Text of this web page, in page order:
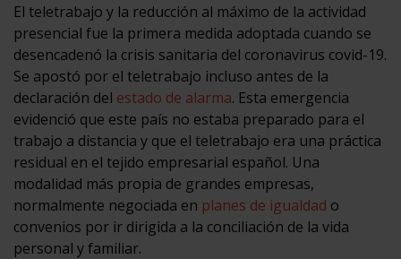
El teletrabajo y la reducción al máximo de la actividad
presencial fue la primera medida adoptada cuando se
desencadenó la crisis sanitaria del coronavirus covid-19.
Se apostó por el teletrabajo incluso antes de la
declaración del estado de alarma. Esta emergencia
evidenció que este país no estaba preparado para el
trabajo a distancia y que el teletrabajo era una práctica
residual en el tejido empresarial español. Una
modalidad más propia de grandes empresas,
normalmente negociada en planes de igualdad o
convenios por ir dirigida a la conciliación de la vida
personal y familiar.